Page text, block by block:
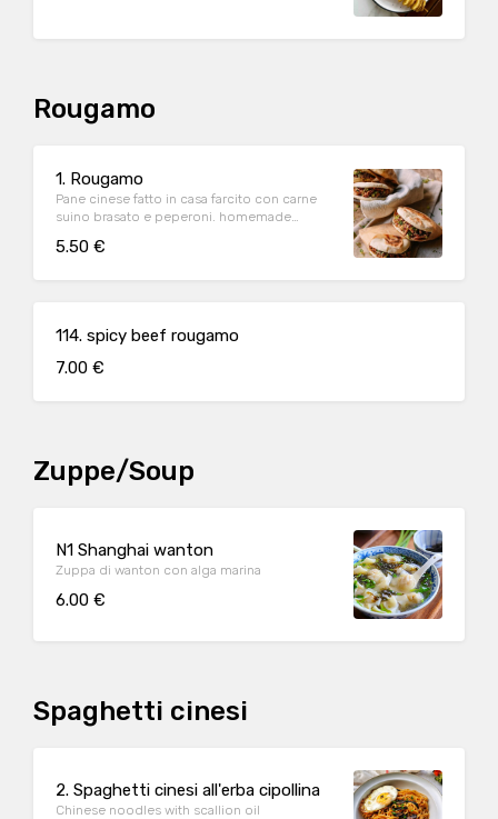
Rougamo
1. Rougamo
Pane cinese fatto in casa farcito con carne
suino brasato e peperoni. homemade
bell pepper
5.50 €
114. spicy beef rougamo
7.00 €
Zuppe/Soup
N1 Shanghai wanton
Zuppa di wanton con alga marina
6.00 €
Spaghetti cinesi
2. Spaghetti cinesi all'erba cipollina
Chinese noodles with scallion oil